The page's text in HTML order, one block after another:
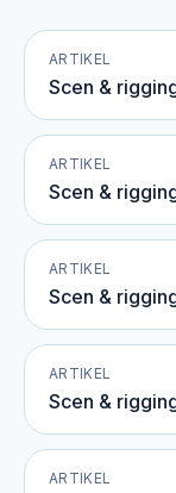
ARTIKEL
Scen &
ARTIKEL
Scen &
ARTIKEL
Scen &
ARTIKEL
Scen &
ARTIKEL